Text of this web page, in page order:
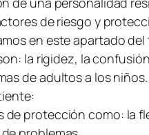
de riesgo y
en este apartado
la rigidez, la
de adultos a los niños.
de protección como: la